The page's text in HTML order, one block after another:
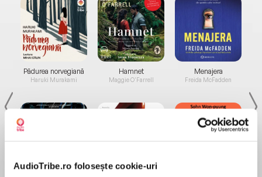
AudioTribe.ro folosește cookie-uri
Pădurea norvegiană
Haruki Murakami
Hamnet
Maggie O'Farrell
Menajera
Freida McFadden